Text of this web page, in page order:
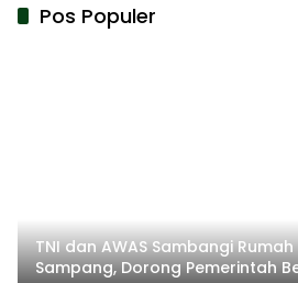
Pos Populer
TNI dan AWAS Sambangi
Sampang, Dorong Pemerintah